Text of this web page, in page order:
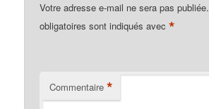
Votre adresse e-mail ne sera pas publiée.
obligatoires sont indiqués avec*
Commentaire *